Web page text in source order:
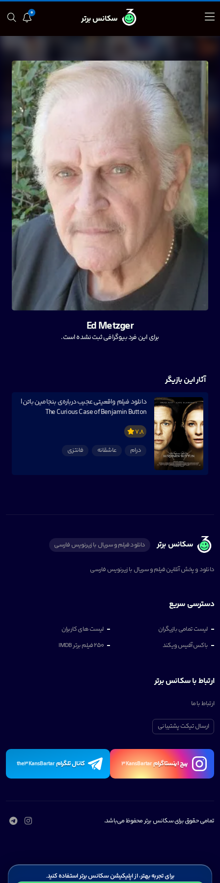
0
سکانس برتر
Ed Metzger
برای این فرد بیوگرافی ثبت نشده است.
آثار این بازیگر
دانلود فیلم واقعیتی عجیب درباره‌ی بنجامین باتن |
The Curious Case of Benjamin Button
7.8
درام
عاشقانه فانتزی
سکانس برتر دانلود فیلم و سریال با زیرنویس فارسی
دانلود و پخش آنلاین فیلم و سریال با زیرنویس فارسی
دسترسی سریع
لیست تمامی بازیگران
لیست های کاربران
باکس آفیس ویکند
250 فیلم برتر IMDB
ارتباط با سکانس برتر
ارتباط با ما
ارسال تیکت پشتیبانی
پیچ اینستاگرام3KansBartar کانال تلگرامthe3KansBartar
تمامی حقوق برای سکانس برتر محفوظ می‌باشد.
برای تجربه بهتر، از اپلیکیشن سکانس برتر استفاده کنید.